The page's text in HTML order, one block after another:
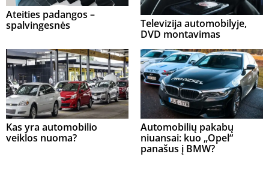
Ateities padangos –
spalvingesnės
Televizija automobilyje,
DVD montavimas
Kas yra automobilio
veiklos nuoma?
Automobilių pakabų
niuansai: kuo „Opel“
panašus į BMW?